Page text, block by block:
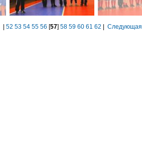
52 53 54 55 56 [57] 58 59 60 61 62